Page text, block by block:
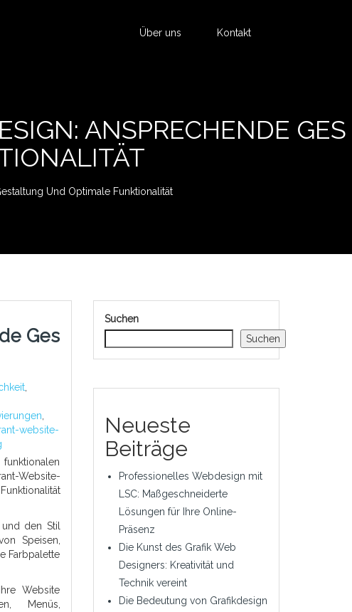
Über uns Kontakt
ANSPRECHENDE GES
Und Optimale Funktionalität
Ges
website-
Website-
den Stil
Speisen,
Farbpalette
Website
Menüs,
Suchen
Suchen
Neueste
Beiträge
Professionelles Webdesign mit
LSC: Maßgeschneiderte
Lösungen für Ihre Online-
Präsenz
Die Kunst des Grafik Web
Designers: Kreativität und
Technik vereint
Die Bedeutung von Grafikdesign